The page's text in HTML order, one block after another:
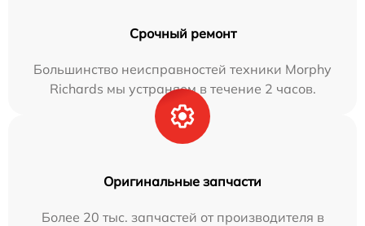
Срочный ремонт
Большинство неисправностей техники Morphy
Richards мы устраняем в течение 2 часов.
Оригинальные запчасти
Более 20 тыс. запчастей от производителя в